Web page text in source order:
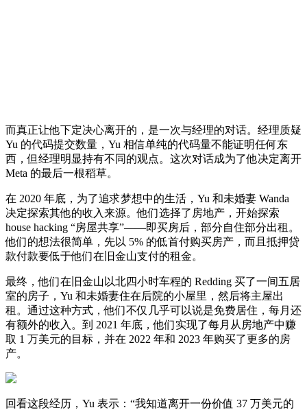
而真正让他下定决心离开的，是一次与经理的对话。经理质疑
Yu 的代码提交数量，Yu 相信单纯的代码量不能证明任何东
西，但经理明显持有不同的观点。这次对话成为了他决定离开
Meta 的最后一根稻草。
在 2020 年底，为了追求梦想中的生活，Yu 和未婚妻 Wanda
决定探索其他的收入来源。他们选择了房地产，开始探索
house hacking “房屋共享”——即买房后，部分自住部分出租。
他们的想法很简单，先以 5% 的低首付购买房产，而且抵押贷
款付款要低于他们在旧金山支付的租金。
最终，他们在旧金山以北四小时车程的 Redding 买了一间五居
室的房子，Yu 和未婚妻住在后院的小屋里，然后将主屋出
租。通过这种方式，他们不仅几乎可以说是免费居住，每月还
有额外的收入。到 2021 年底，他们实现了每月从房地产中赚
取 1 万美元的目标，并在 2022 年和 2023 年购买了更多的房
产。
回看这段经历，Yu 表示：“我知道离开一份价值 37 万美元的